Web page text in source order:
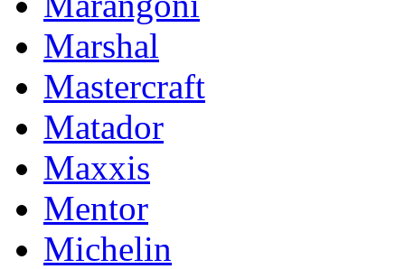
Marshal
Mastercraft
Matador
Maxxis
Mentor
Michelin